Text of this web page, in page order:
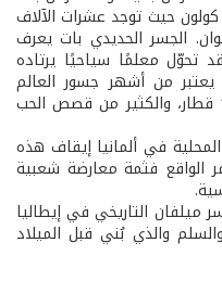
حيث توجد عشرات الآلاف
الجسر الحديدي بات يعرف
تحوّل معلمًا سياحيًا يرتاده
من أشهر جسور العالم
الحديدية، يمر عليه يوميًا حوالى 1200 قطار، والكثير من قصص الحب
المحلية في ألمانيا إيقاف هذه
الواقع فثمة معارضة شعبية
التاريخي في إيطاليا
والذي بُني قبل الميلاد